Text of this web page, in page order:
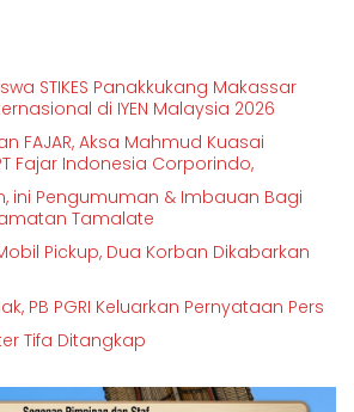
STIKES Panakkukang Makassar
di IYEN Malaysia 2026
FAJAR, Aksa Mahmud Kuasai
Fajar Indonesia Corporindo,
ini Pengumuman & Imbauan Bagi
Tamalate
Pickup, Dua Korban Dikabarkan
PB PGRI Keluarkan Pernyataan Pers
Tifa Ditangkap